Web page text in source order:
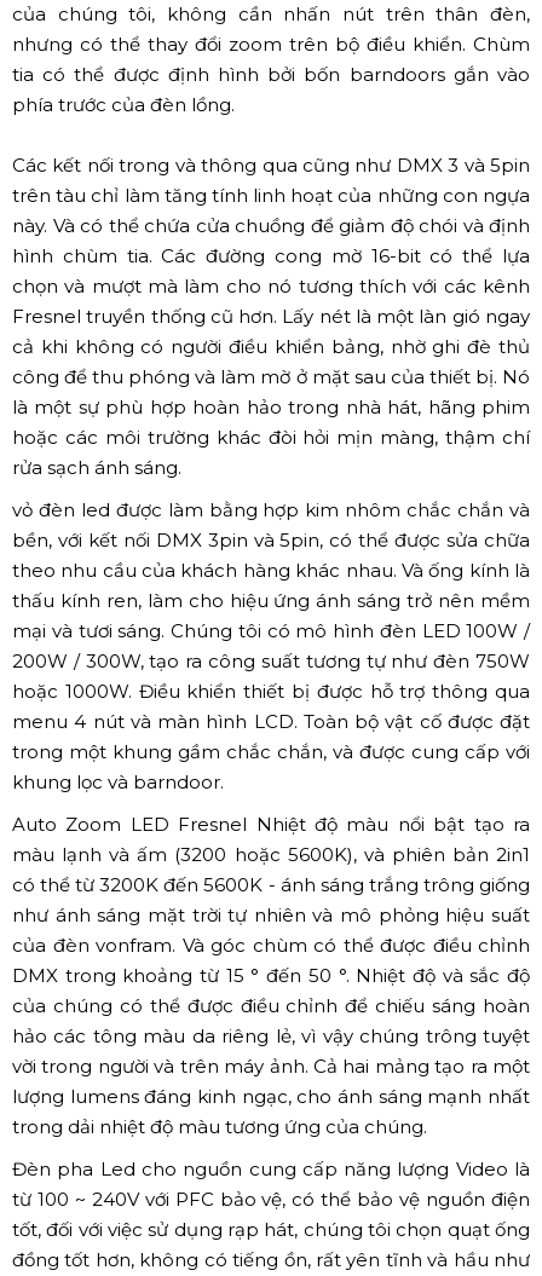
của chúng tôi, không cần nhấn nút trên thân đèn,
nhưng có thể thay đổi zoom trên bộ điều khiển. Chùm
tia có thể được định hình bởi bốn barndoors gắn vào
phía trước của đèn lồng.
Các kết nối trong và thông qua cũng như DMX 3 và 5pin
trên tàu chỉ làm tăng tính linh hoạt của những con ngựa
này. Và có thể chứa cửa chuồng để giảm độ chói và định
hình chùm tia. Các đường cong mờ 16-bit có thể lựa
chọn và mượt mà làm cho nó tương thích với các kênh
Fresnel truyền thống cũ hơn. Lấy nét là một làn gió ngay
cả khi không có người điều khiển bảng, nhờ ghi đè thủ
công để thu phóng và làm mờ ở mặt sau của thiết bị. Nó
là một sự phù hợp hoàn hảo trong nhà hát, hãng phim
hoặc các môi trường khác đòi hỏi mịn màng, thậm chí
rửa sạch ánh sáng.
vỏ đèn led được làm bằng hợp kim nhôm chắc chắn và
bền, với kết nối DMX 3pin và 5pin, có thể được sửa chữa
theo nhu cầu của khách hàng khác nhau. Và ống kính là
thấu kính ren, làm cho hiệu ứng ánh sáng trở nên mềm
mại và tươi sáng. Chúng tôi có mô hình đèn LED 100W /
200W / 300W, tạo ra công suất tương tự như đèn 750W
hoặc 1000W. Điều khiển thiết bị được hỗ trợ thông qua
menu 4 nút và màn hình LCD. Toàn bộ vật cố được đặt
trong một khung gầm chắc chắn, và được cung cấp với
khung lọc và barndoor.
Auto Zoom LED Fresnel Nhiệt độ màu nổi bật tạo ra
màu lạnh và ấm (3200 hoặc 5600K), và phiên bản 2in1
có thể từ 3200K đến 5600K - ánh sáng trắng trông giống
như ánh sáng mặt trời tự nhiên và mô phỏng hiệu suất
của đèn vonfram. Và góc chùm có thể được điều chỉnh
DMX trong khoảng từ 15 ° đến 50 °. Nhiệt độ và sắc độ
của chúng có thể được điều chỉnh để chiếu sáng hoàn
hảo các tông màu da riêng lẻ, vì vậy chúng trông tuyệt
vời trong người và trên máy ảnh. Cả hai mảng tạo ra một
lượng lumens đáng kinh ngạc, cho ánh sáng mạnh nhất
trong dải nhiệt độ màu tương ứng của chúng.
Đèn pha Led cho nguồn cung cấp năng lượng Video là
từ 100 ~ 240V với PFC bảo vệ, có thể bảo vệ nguồn điện
tốt, đối với việc sử dụng rạp hát, chúng tôi chọn quạt ống
đồng tốt hơn, không có tiếng ồn, rất yên tĩnh và hầu như